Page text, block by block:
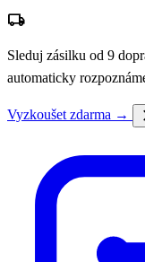
local_shipping
Sleduj zásilku od 9
automaticky
Vyzkoušet zdarma →